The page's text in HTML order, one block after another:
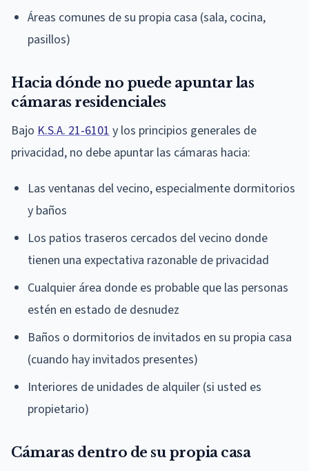
Áreas comunes de su propia casa (sala, cocina,
pasillos)
Hacia dónde no puede apuntar las
cámaras residenciales
Bajo K.S.A. 21-6101 y los principios generales de
privacidad, no debe apuntar las cámaras hacia:
Las ventanas del vecino, especialmente dormitorios
y baños
Los patios traseros cercados del vecino donde
tienen una expectativa razonable de privacidad
Cualquier área donde es probable que las personas
estén en estado de desnudez
Baños o dormitorios de invitados en su propia casa
(cuando hay invitados presentes)
Interiores de unidades de alquiler (si usted es
propietario)
Cámaras dentro de su propia casa